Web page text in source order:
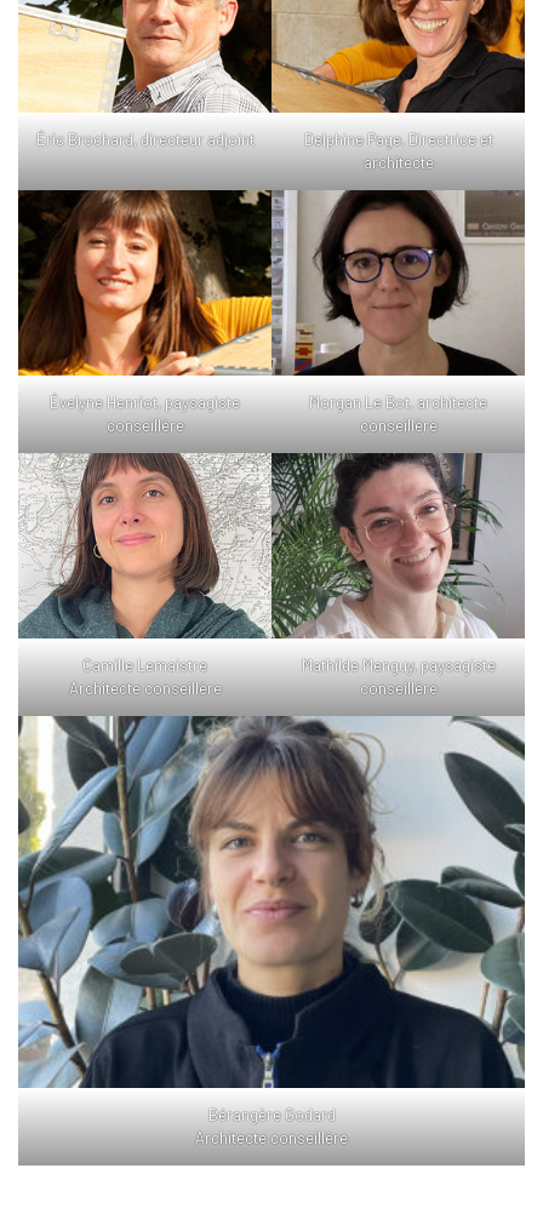
Éric Brochard, directeur adjoint
Delphine Page, Directrice et
architecte
Évelyne Henriot, paysagiste
conseillère
Morgan Le Bot, architecte
conseillère
Camille Lemaistre
Architecte conseillère
Mathilde Menguy, paysagiste
conseillère
Bérangère Godard
Architecte conseillère